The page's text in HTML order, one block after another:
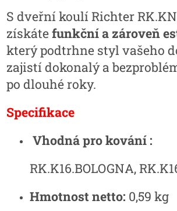
S dveřní koulí Richter
získátefunkční a zároveň
který podtrhne styl vašeho
zajistí dokonalý a
po dlouhé roky.
Specifikace
Vhodná pro kování :
RK.K16.BOLOGNA,
Hmotnost netto: 0,59 kg